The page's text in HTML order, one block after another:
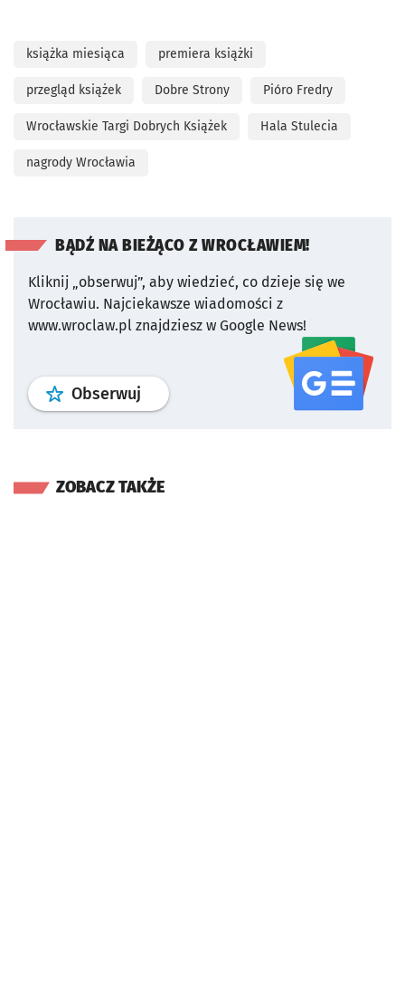
książka miesiąca premiera książki
przegląd książek Dobre Strony Pióro Fredry
Wrocławskie Targi Dobrych Książek Hala Stulecia
nagrody Wrocławia
BĄDŹ NA BIEŻĄCO Z WROCŁAWIEM!
Kliknij „obserwuj”, aby wiedzieć, co dzieje się we
Wrocławiu. Najciekawsze wiadomości z
www.wroclaw.pl znajdziesz w Google News!
Obserwuj profil serwisu
ZOBACZ TAKŻE